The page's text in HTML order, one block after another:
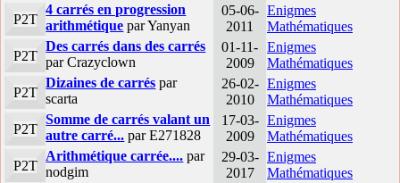
P2T
4 carrés en progression
arithmétique par Yanyan
05-06-
2011
Enigmes
Mathématiques
P2T
Des carrés dans des carrés
par Crazyclown
01-11-
2009
Enigmes
Mathématiques
P2T
Dizaines de carrés par
scarta
26-02-
2010
Enigmes
Mathématiques
P2T
Somme de carrés valant un
autre carré... par E271828
17-03-
2009
Enigmes
Mathématiques
P2T
Arithmétique carrée.... par
nodgim
29-03-
2017
Enigmes
Mathématiques